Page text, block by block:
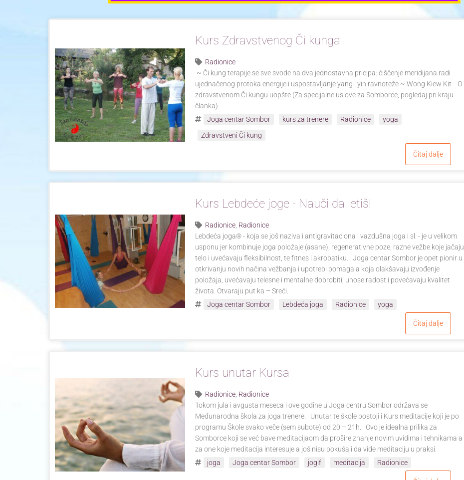
Kurs Zdravstvenog Či kunga
Radionice
~ Či kung terapije se sve svode na dva jednostavna pricipa: ćiščenje meridijana radi
ujednačenog protoka energije i uspostavljanje yang i yin ravnoteže ~ Wong Kiew Kit O
zdravstvenom Či kungu uopšte (Za specijalne uslove za Somborce, pogledaj pri kraju
članka)
Joga centar Sombor
kurs za trenere Radionice
yoga
Zdravstveni Či kung
Čitaj dalje
Kurs Lebdeće joge - Nauči da letiš!
Radionice Radionice
Lebdeća joga® - koja se još naziva i antigravitaciona i vazdušna joga i sl. - je u velikom
usponu jer kombinuje joga položaje (asane), regenerativne poze, razne vežbe koje jačaju
telo i uvećavaju fleksibilnost, te fitnes i akrobatiku. Joga centar Sombor je opet pionir u
otkrivanju novih načina vežbanja i upotrebi pomagala koja olakšavaju izvođenje
položaja, uvećavaju telesne i mentalne dobrobiti, unose radost i povećavaju kvalitet
života. Otvaraju put ka – Sreći.
Joga centar Sombor
Lebdeća joga Radionice yoga
Čitaj dalje
Kurs unutar Kursa
Radionice Radionice
Tokom jula i avgusta meseca i ove godine u Joga centru Sombor održava se
Međunarodna škola za joga trenere. Unutar te škole postoji i Kurs meditacije koji je po
programu Škole svako veče (sem subote) od 20 – 21h. Ovo je idealna prilika za
Somborce koji se već bave meditacijaom da prošire znanje novim uvidima i tehnikama a
za one koje meditacija interesuje a još nisu pokušali da vide meditaciju u praksi.
joga
Joga centar Sombor jogif meditacija Radionice